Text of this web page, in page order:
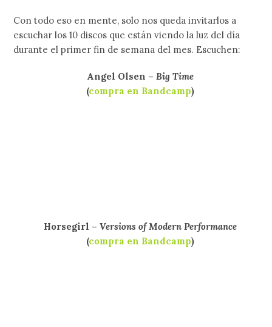
Con todo eso en mente, solo nos queda invitarlos a
escuchar los 10 discos que están viendo la luz del día
durante el primer fin de semana del mes. Escuchen:
Angel Olsen – Big Time
(compra en Bandcamp)
Horsegirl –Versions of Modern Performance
(compra en Bandcamp)